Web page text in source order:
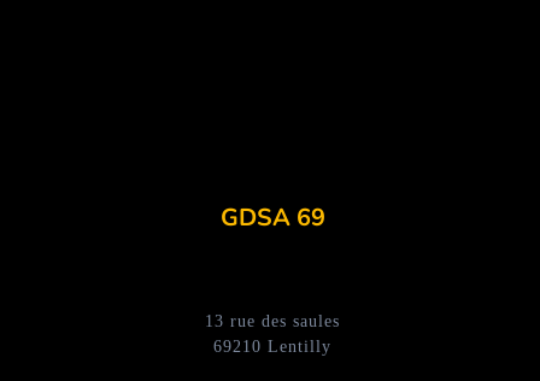
GDSA 69
13 rue des saules
69210 Lentilly